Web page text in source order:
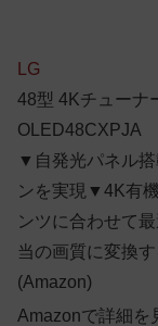
LG
48型 4Kチューナ
OLED48CXPJA
▼自発光パネル搭
ンを実現▼4K有
ンツに合わせて
当の画質に変換
(Amazon)
Amazonで詳細を